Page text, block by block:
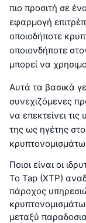
πιο προσιτή σε
εφαρμογή
οποιοδήποτε
οποιονδήποτε
μπορεί να
Αυτά τα βασικά
συνεχιζόμενες
να επεκτείνει
της ως ηγέτης
Ποιοι είναι οι
Το Tap (XTP)
πάροχος
μεταξύ